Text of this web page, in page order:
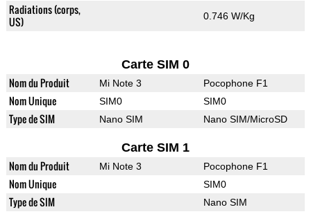
Radiations (corps,
US)
0.746 W/Kg
Carte SIM 0
Nom du Produit Mi Note 3 Pocophone F1
Nom Unique SIM0 SIM0
Type de SIM Nano SIM Nano SIM/MicroSD
Carte SIM 1
Nom du Produit Mi Note 3 Pocophone F1
Nom Unique SIM0
Type de SIM Nano SIM